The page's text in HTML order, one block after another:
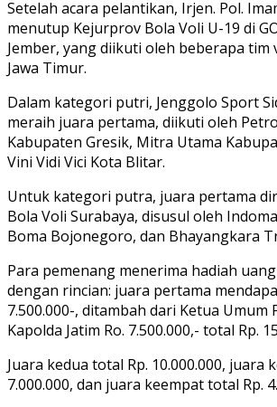
Setelah acara pelantikan, Irjen. Pol.
menutup Kejurprov Bola Voli U-19 di
Jember, yang diikuti oleh beberapa tim
Jawa Timur.
Dalam kategori putri, Jenggolo Sport
meraih juara pertama, diikuti oleh
Kabupaten Gresik, Mitra Utama
Vini Vidi Vici Kota Blitar.
Untuk kategori putra, juara pertama
Bola Voli Surabaya, disusul oleh
Boma Bojonegoro, dan Bhayangkara
Para pemenang menerima hadiah
dengan rincian: juara pertama
7.500.000-, ditambah dari Ketua Umum
Kapolda Jatim Ro. 7.500.000,- total Rp.
Juara kedua total Rp. 10.000.000, juara
7.000.000, dan juara keempat total Rp.